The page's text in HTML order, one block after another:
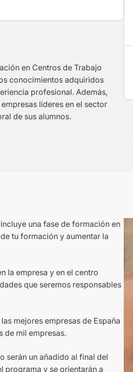
en Centros de Trabajo
conocimientos adquiridos
profesional. Además,
líderes en el sector
de sus alumnos.
una fase de formación en
tu formación y aumentar la
la empresa y en el centro
que seremos responsables
mejores empresas de España
de mil empresas.
serán un añadido al final del
programa y se orientarán a